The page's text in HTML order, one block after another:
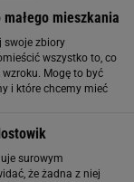
mieszkania
swoje zbiory
wszystko to, co
Mogę to być
i które chcemy mieć
surowym
że żadna z niej